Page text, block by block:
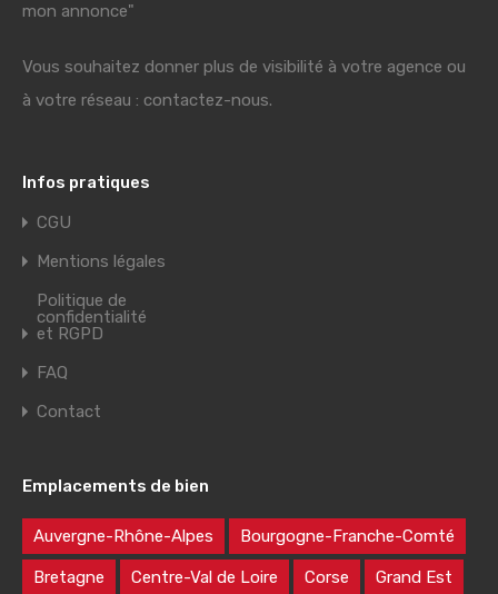
mon annonce"
Vous souhaitez donner plus de visibilité à votre agence ou
à votre réseau : contactez-nous.
Infos pratiques
CGU
Mentions légales
Politique de
confidentialité
et RGPD
FAQ
Contact
Emplacements de bien
Auvergne-Rhône-Alpes Bourgogne-Franche-Comté
Bretagne Centre-Val de Loire Corse Grand Est